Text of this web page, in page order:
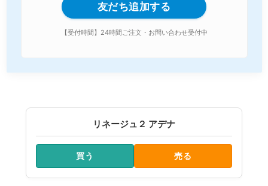
友だち追加する
【受付時間】24時間ご注文・お問い合わせ受付中
リネージュ２ アデナ
買う 売る